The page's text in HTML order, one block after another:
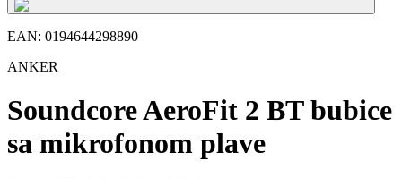
EAN: 0194644298890
ANKER
Soundcore AeroFit 2 BT bubice
sa mikrofonom plave